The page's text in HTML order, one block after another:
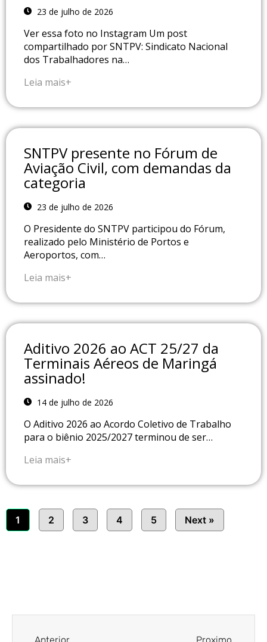
23 de julho de 2026
Ver essa foto no Instagram Um post
compartilhado por SNTPV: Sindicato Nacional
dos Trabalhadores na…
Leia mais+
SNTPV presente no Fórum de
Aviação Civil, com demandas da
categoria
23 de julho de 2026
O Presidente do SNTPV participou do Fórum,
realizado pelo Ministério de Portos e
Aeroportos, com…
Leia mais+
Aditivo 2026 ao ACT 25/27 da
Terminais Aéreos de Maringá
assinado!
14 de julho de 2026
O Aditivo 2026 ao Acordo Coletivo de Trabalho
para o biênio 2025/2027 terminou de ser…
Leia mais+
1 2 3 4 5 Next »